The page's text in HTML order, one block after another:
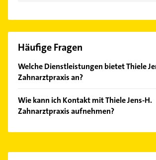
Häufige Fragen
Welche Dienstleistungen bietet Thiele
Zahnarztpraxis an?
Kariesbehandlung, Operationen,
Amalgan Alternativen aus Gold-Keramik-
Wie kann ich Kontakt mit Thiele Jens-H.
Zahnarztpraxis aufnehmen?